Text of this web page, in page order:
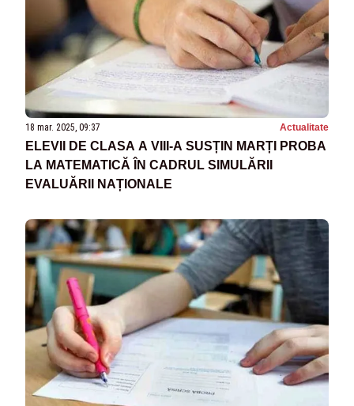
18 mar. 2025, 09:37 Actualitate
ELEVII DE CLASA A VIII-A SUSȚIN MARȚI PROBA
LA MATEMATICĂ ÎN CADRUL SIMULĂRII
EVALUĂRII NAȚIONALE